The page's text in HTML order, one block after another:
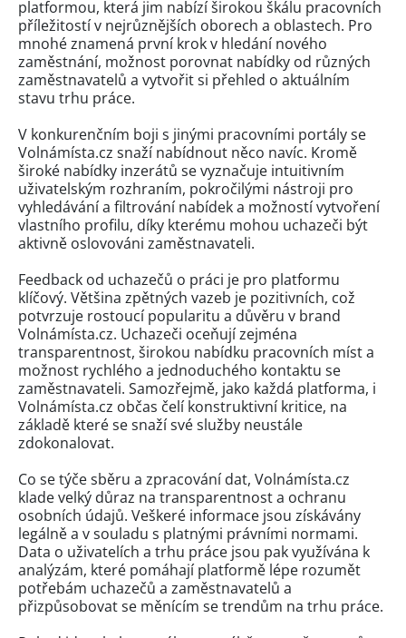
platformou, která jim nabízí širokou škálu pracovních
příležitostí v nejrůznějších oborech a oblastech. Pro
mnohé znamená první krok v hledání nového
zaměstnání, možnost porovnat nabídky od různých
zaměstnavatelů a vytvořit si přehled o aktuálním
stavu trhu práce.
V konkurenčním boji s jinými pracovními portály se
Volnámísta.cz snaží nabídnout něco navíc. Kromě
široké nabídky inzerátů se vyznačuje intuitivním
uživatelským rozhraním, pokročilými nástroji pro
vyhledávání a filtrování nabídek a možností vytvoření
vlastního profilu, díky kterému mohou uchazeči být
aktivně oslovováni zaměstnavateli.
Feedback od uchazečů o práci je pro platformu
klíčový. Většina zpětných vazeb je pozitivních, což
potvrzuje rostoucí popularitu a důvěru v brand
Volnámísta.cz. Uchazeči oceňují zejména
transparentnost, širokou nabídku pracovních míst a
možnost rychlého a jednoduchého kontaktu se
zaměstnavateli. Samozřejmě, jako každá platforma, i
Volnámísta.cz občas čelí konstruktivní kritice, na
základě které se snaží své služby neustále
zdokonalovat.
Co se týče sběru a zpracování dat, Volnámísta.cz
klade velký důraz na transparentnost a ochranu
osobních údajů. Veškeré informace jsou získávány
legálně a v souladu s platnými právními normami.
Data o uživatelích a trhu práce jsou pak využívána k
analýzám, které pomáhají platformě lépe rozumět
potřebám uchazečů a zaměstnavatelů a
přizpůsobovat se měnícím se trendům na trhu práce.